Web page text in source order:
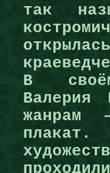
так
В
Валерия
жанрам